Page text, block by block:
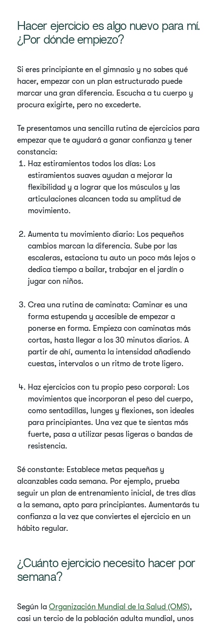
Hacer ejercicio es algo nuevo para mí.
¿Por dónde empiezo?
Si eres principiante en el gimnasio y no sabes qué
hacer, empezar con un plan estructurado puede
marcar una gran diferencia. Escucha a tu cuerpo y
procura exigirte, pero no excederte.
Te presentamos una sencilla rutina de ejercicios para
empezar que te ayudará a ganar confianza y tener
constancia:
Haz estiramientos todos los días: Los
estiramientos suaves ayudan a mejorar la
flexibilidad y a lograr que los músculos y las
articulaciones alcancen toda su amplitud de
movimiento.
Aumenta tu movimiento diario: Los pequeños
cambios marcan la diferencia. Sube por las
escaleras, estaciona tu auto un poco más lejos o
dedica tiempo a bailar, trabajar en el jardín o
jugar con niños.
Crea una rutina de caminata: Caminar es una
forma estupenda y accesible de empezar a
ponerse en forma. Empieza con caminatas más
cortas, hasta llegar a los 30 minutos diarios. A
partir de ahí, aumenta la intensidad añadiendo
cuestas, intervalos o un ritmo de trote ligero.
Haz ejercicios con tu propio peso corporal: Los
movimientos que incorporan el peso del cuerpo,
como sentadillas, lunges y flexiones, son ideales
para principiantes. Una vez que te sientas más
fuerte, pasa a utilizar pesas ligeras o bandas de
resistencia.
Sé constante: Establece metas pequeñas y
alcanzables cada semana. Por ejemplo, prueba
seguir un plan de entrenamiento inicial, de tres días
a la semana, apto para principiantes. Aumentarás tu
confianza a la vez que conviertes el ejercicio en un
hábito regular.
¿Cuánto ejercicio necesito hacer por
semana?
Según laOrganización Mundial de la Salud (OMS),
casi un tercio de la población adulta mundial, unos